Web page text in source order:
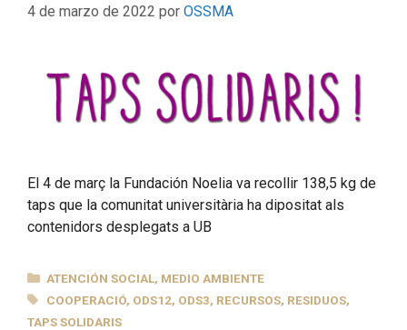
4 de marzo de 2022 por OSSMA
El 4 de març la Fundación Noelia va recollir 138,5 kg de
taps que la comunitat universitària ha dipositat als
contenidors desplegats a UB
CATEGORÍAS
ATENCIÓN SOCIAL, MEDIO AMBIENTE
ETIQUETAS
COOPERACIÓ, ODS12, ODS3, RECURSOS, RESIDUOS,
TAPS SOLIDARIS